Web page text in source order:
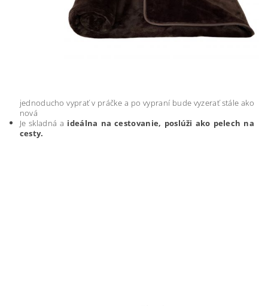
jednoducho vyprať v práčke a po vypraní bude vyzerať stále ako
nová
Je skladná a ideálna na cestovanie, poslúži ako pelech na
cesty.